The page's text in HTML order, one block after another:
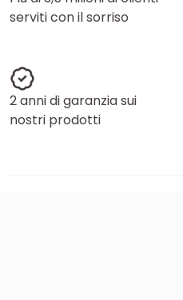
serviti con il sorriso
2 anni di garanzia sui
nostri prodotti